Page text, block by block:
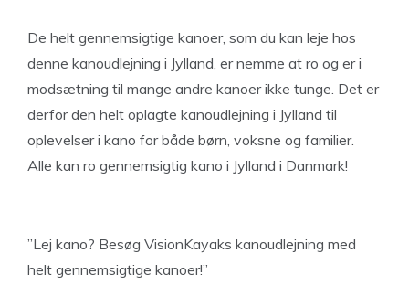
De helt gennemsigtige kanoer, som du kan leje hos
denne kanoudlejning i Jylland, er nemme at ro og er i
modsætning til mange andre kanoer ikke tunge. Det er
derfor den helt oplagte kanoudlejning i Jylland til
oplevelser i kano for både børn, voksne og familier.
Alle kan ro gennemsigtig kano i Jylland i Danmark!
”Lej kano? Besøg VisionKayaks kanoudlejning med
helt gennemsigtige kanoer!”